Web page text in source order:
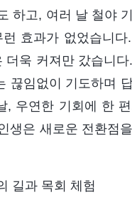
하고, 여러 날 철야
효과가 없었습니다
더욱 커져만 갔습니
끊임없이 기도하며
, 우연한 기회에 한
생은 새로운 전환점
길과 목회 체험